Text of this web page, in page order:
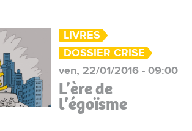
LIVRES
DOSSIER CRISE
ven, 22/01/2016 - 09:00
L’ère de
l’égoïsme